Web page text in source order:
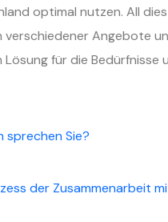
optimal nutzen. All
verschiedener Angebote
für die Bedürfnisse
sprechen Sie?
der Zusammenarbeit